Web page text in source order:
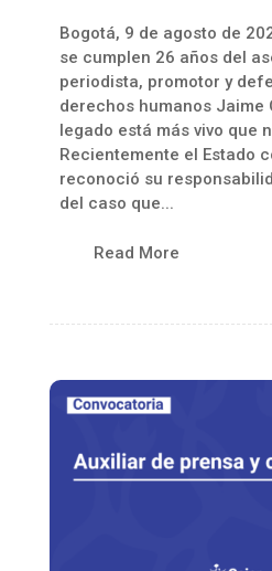
Bogotá, 9 de agosto de
se cumplen 26 años del
periodista, promotor y
derechos humanos Jaime
legado está más vivo que
Recientemente el Estado
reconoció su
del caso que...
Read More